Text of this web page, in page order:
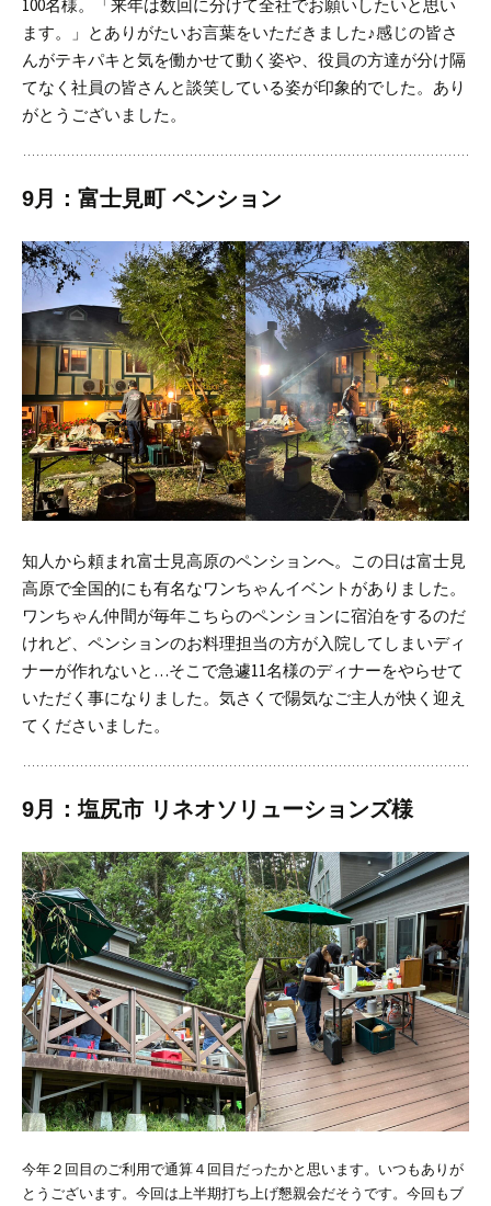
100名様。「来年は数回に分けて全社でお願いしたいと思い
ます。」とありがたいお言葉をいただきました♪感じの皆さ
んがテキパキと気を働かせて動く姿や、役員の方達が分け隔
てなく社員の皆さんと談笑している姿が印象的でした。 あり
がとうございました。
9月：富士見町 ペンション
知人から頼まれ富士見高原のペンションへ。
この日は富士見
高原で全国的にも有名なワンちゃんイベントがありました。
ワンちゃん仲間が毎年こちらのペンションに宿泊をするのだ
けれど、ペンションのお料理担当の方が入院してしまいディ
ナーが作れないと…そこで急遽11名様のディナーをやらせて
いただく事になりました。気さくで陽気なご主人が快く迎え
てくださいました。
9月：塩尻市 リネオソリューションズ様
今年２回目のご利用で通算４回目だったかと思います。いつもありが
とうございます。 今回は上半期打ち上げ懇親会だそうです。 今回もブ